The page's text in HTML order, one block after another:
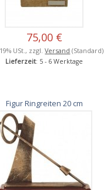
75,00 €
USt., zzgl.Versand (Standard)
Lieferzeit: 5 - 6 Werktage
Figur Ringreiten 20 cm